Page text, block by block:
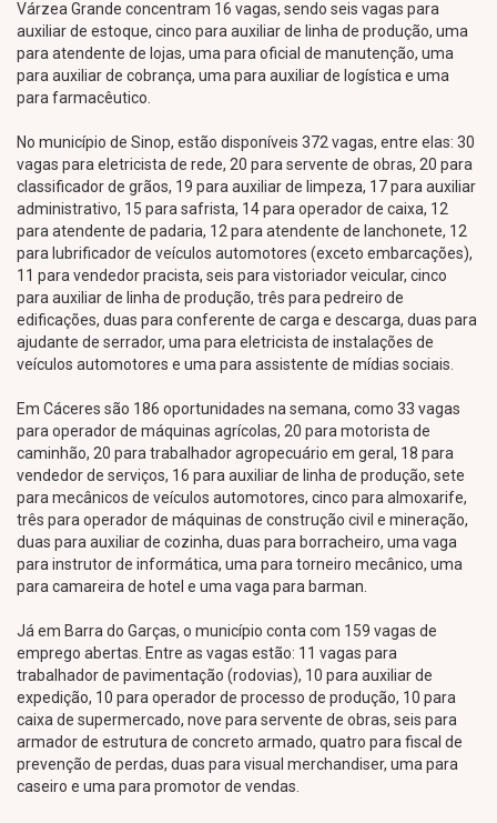
Várzea Grande concentram 16 vagas, sendo seis vagas para
auxiliar de estoque, cinco para auxiliar de linha de produção, uma
para atendente de lojas, uma para oficial de manutenção, uma
para auxiliar de cobrança, uma para auxiliar de logística e uma
para farmacêutico.
No município de Sinop, estão disponíveis 372 vagas, entre elas: 30
vagas para eletricista de rede, 20 para servente de obras, 20 para
classificador de grãos, 19 para auxiliar de limpeza, 17 para auxiliar
administrativo, 15 para safrista, 14 para operador de caixa, 12
para atendente de padaria, 12 para atendente de lanchonete, 12
para lubrificador de veículos automotores (exceto embarcações),
11 para vendedor pracista, seis para vistoriador veicular, cinco
para auxiliar de linha de produção, três para pedreiro de
edificações, duas para conferente de carga e descarga, duas para
ajudante de serrador, uma para eletricista de instalações de
veículos automotores e uma para assistente de mídias sociais.
Em Cáceres são 186 oportunidades na semana, como 33 vagas
para operador de máquinas agrícolas, 20 para motorista de
caminhão, 20 para trabalhador agropecuário em geral, 18 para
vendedor de serviços, 16 para auxiliar de linha de produção, sete
para mecânicos de veículos automotores, cinco para almoxarife,
três para operador de máquinas de construção civil e mineração,
duas para auxiliar de cozinha, duas para borracheiro, uma vaga
para instrutor de informática, uma para torneiro mecânico, uma
para camareira de hotel e uma vaga para barman.
Já em Barra do Garças, o município conta com 159 vagas de
emprego abertas. Entre as vagas estão: 11 vagas para
trabalhador de pavimentação (rodovias), 10 para auxiliar de
expedição, 10 para operador de processo de produção, 10 para
caixa de supermercado, nove para servente de obras, seis para
armador de estrutura de concreto armado, quatro para fiscal de
prevenção de perdas, duas para visual merchandiser, uma para
caseiro e uma para promotor de vendas.